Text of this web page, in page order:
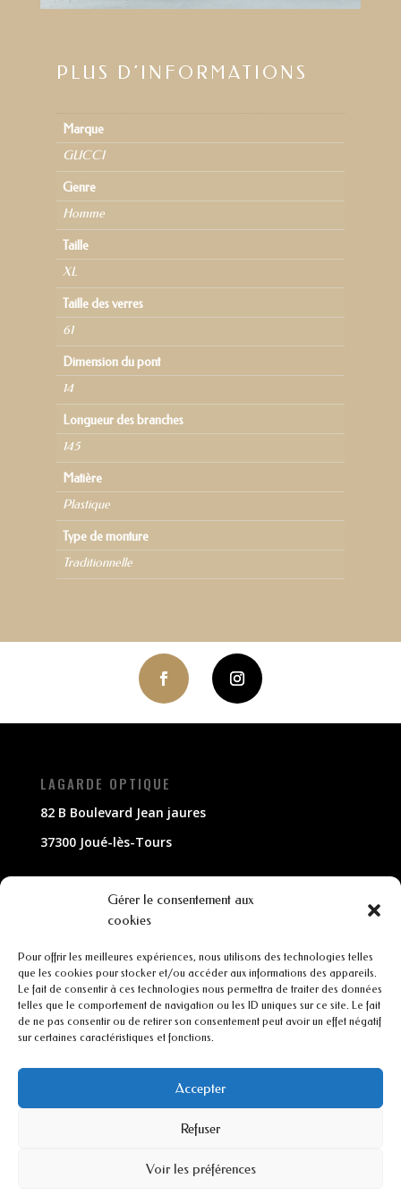
Gérer le consentement aux
cookies
Pour offrir les meilleures expériences, nous utilisons des technologies telles
que les cookies pour stocker et/ou accéder aux informations des appareils.
Le fait de consentir à ces technologies nous permettra de traiter des données
telles que le comportement de navigation ou les ID uniques sur ce site. Le fait
de ne pas consentir ou de retirer son consentement peut avoir un effet négatif
sur certaines caractéristiques et fonctions.
Accepter
Refuser
Voir les préférences
PLUS D’INFORMATIONS
Marque
GUCCI
Genre
Homme
Taille
XL
Taille des verres
61
Dimension du pont
14
Longueur des branches
145
Matière
Plastique
Type de monture
Traditionnelle
LAGARDE OPTIQUE
82 B Boulevard Jean jaures
37300 Joué-lès-Tours
02 47 63 79 33
contact@lagarde-optique.fr
INFORMATIONS
Mentions légales
Conditions générales de ventes
Politiques de cookies